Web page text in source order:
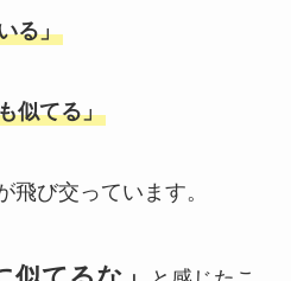
る」
似てる」
飛び交っています。